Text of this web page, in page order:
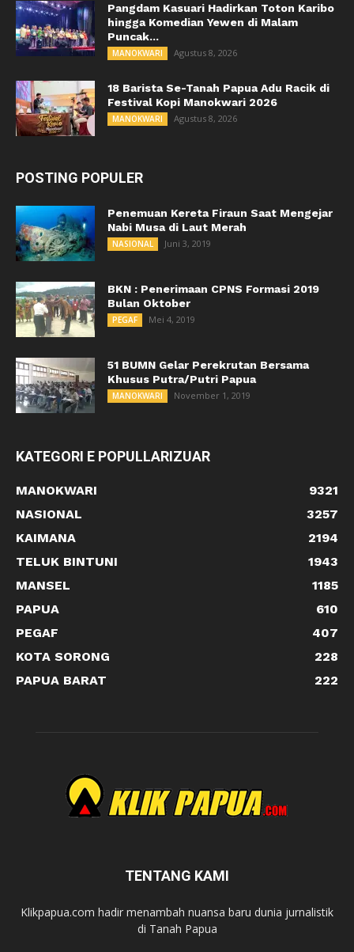
Pangdam Kasuari Hadirkan Toton Karibo
hingga Komedian Yewen di Malam
Puncak...
MANOKWARI Agustus 8, 2026
18 Barista Se-Tanah Papua Adu Racik di
Festival Kopi Manokwari 2026
MANOKWARI Agustus 8, 2026
POSTING POPULER
Penemuan Kereta Firaun Saat Mengejar
Nabi Musa di Laut Merah
NASIONAL Juni 3, 2019
BKN : Penerimaan CPNS Formasi 2019
Bulan Oktober
PEGAF Mei 4, 2019
51 BUMN Gelar Perekrutan Bersama
Khusus Putra/Putri Papua
MANOKWARI November 1, 2019
KATEGORI E POPULLARIZUAR
MANOKWARI
9321
NASIONAL
3257
KAIMANA
2194
TELUK BINTUNI
1943
MANSEL
1185
PAPUA
610
PEGAF
407
KOTA SORONG
228
PAPUA BARAT
222
TENTANG KAMI
Klikpapua.com hadir menambah nuansa baru dunia jurnalistik
di Tanah Papua